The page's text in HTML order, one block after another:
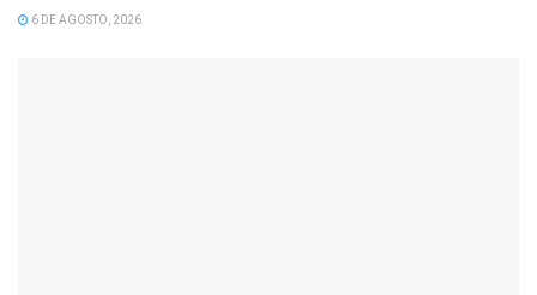
6 DE AGOSTO, 2026